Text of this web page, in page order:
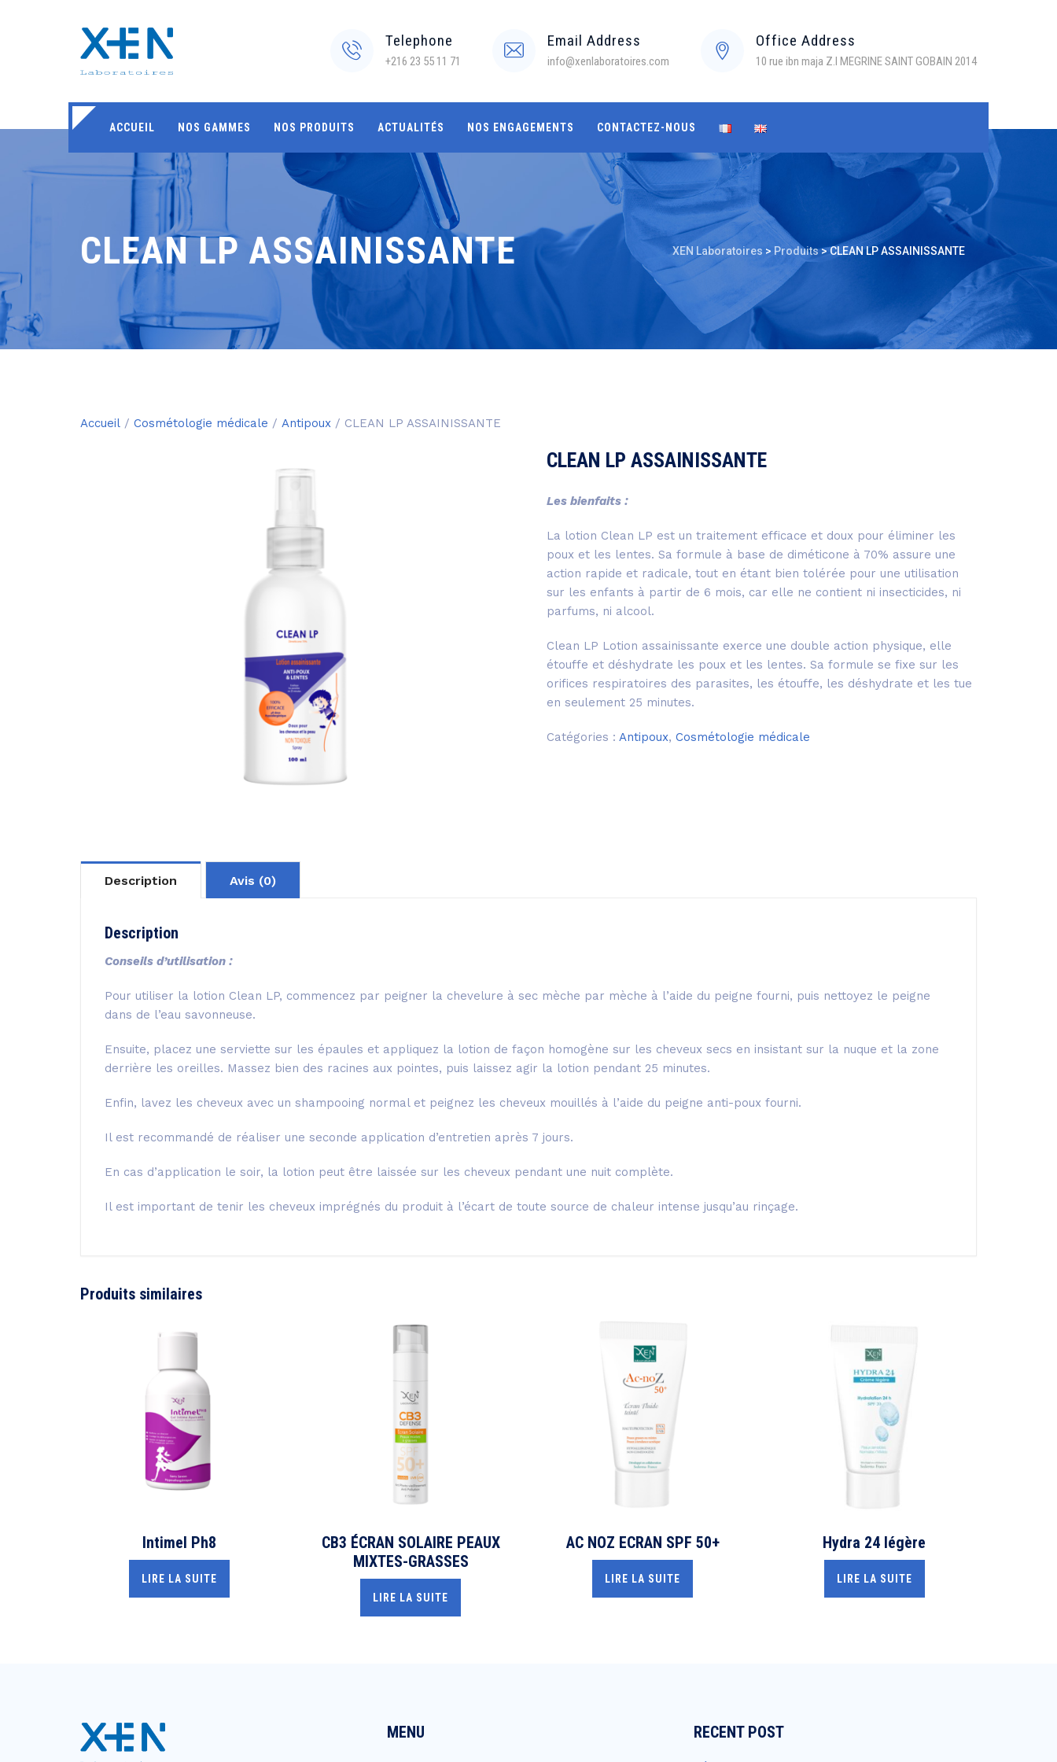
Telephone
+216 23 55 11 71
Email Address
info@xenlaboratoires.com
Office Address
10 rue ibn maja Z.I MEGRINE SAINT GOBAIN 2014
ACCUEIL NOS GAMMES NOS PRODUITS ACTUALITÉS NOS ENGAGEMENTS CONTACTEZ-NOUS
CLEAN LP ASSAINISSANTE XEN Laboratoires > Produits>CLEAN LP ASSAINISSANTE
Accueil / Cosmétologie médicale / Antipoux / CLEAN LP ASSAINISSANTE
CLEAN LP ASSAINISSANTE
Les bienfaits :
La lotion Clean LP est un traitement efficace et doux pour éliminer les
poux et les lentes. Sa formule à base de diméticone à 70% assure une
action rapide et radicale, tout en étant bien tolérée pour une utilisation
sur les enfants à partir de 6 mois, car elle ne contient ni insecticides, ni
parfums, ni alcool.
Clean LP Lotion assainissante exerce une double action physique, elle
étouffe et déshydrate les poux et les lentes. Sa formule se fixe sur les
orifices respiratoires des parasites, les étouffe, les déshydrate et les tue
en seulement 25 minutes.
Catégories : Antipoux, Cosmétologie médicale
Description Avis (0)
Description
Conseils d’utilisation :
Pour utiliser la lotion Clean LP, commencez par peigner la chevelure à sec mèche par mèche à l’aide du peigne fourni, puis nettoyez le peigne
dans de l’eau savonneuse.
Ensuite, placez une serviette sur les épaules et appliquez la lotion de façon homogène sur les cheveux secs en insistant sur la nuque et la zone
derrière les oreilles. Massez bien des racines aux pointes, puis laissez agir la lotion pendant 25 minutes.
Enfin, lavez les cheveux avec un shampooing normal et peignez les cheveux mouillés à l’aide du peigne anti-poux fourni.
Il est recommandé de réaliser une seconde application d’entretien après 7 jours.
En cas d’application le soir, la lotion peut être laissée sur les cheveux pendant une nuit complète.
Il est important de tenir les cheveux imprégnés du produit à l’écart de toute source de chaleur intense jusqu’au rinçage.
Produits similaires
Intimel Ph8
LIRE LA SUITE
CB3 ÉCRAN SOLAIRE PEAUX
MIXTES-GRASSES
LIRE LA SUITE
AC NOZ ECRAN SPF 50+
LIRE LA SUITE
Hydra 24 légère
LIRE LA SUITE
MENU RECENT POST